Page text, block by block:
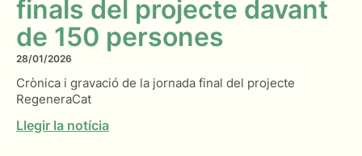
finals del projecte davant
de 150 persones
28/01/2026
Crònica i gravació de la jornada final del projecte
RegeneraCat
Llegir la notícia